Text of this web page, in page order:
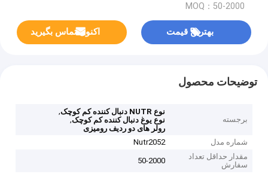
MOQ：50-2000
بهترین قیمت اکنون تماس بگیرید
توضیحات محصول
برجسته
نوع NUTR دنبال کننده کم کوچک
,
نوع یوغ دنبال کننده کم کوچک,
رولر های دو ردیف رومیزی
شماره مدل
Nutr2052
مقدار حداقل تعداد
سفارش
50-2000